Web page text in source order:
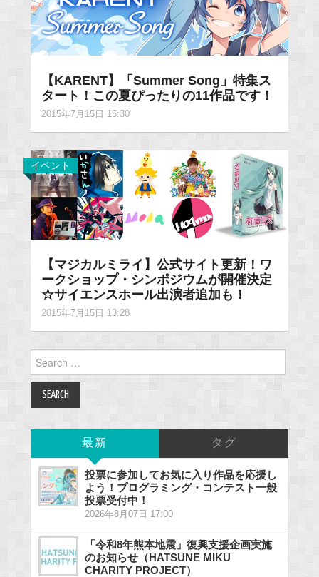
【KARENT】「Summer Song」特集ス
タート！この夏ぴったりの11作品です！
2015年7月15日 15:30
イベント
【マジカルミライ】公式サイト更新！ワ
ークショップ・シンポジウムが開催決定
☆サイエンスホール出演者追加も！
2015年7月15日 13:28
for:
最新 タグ
投票に参加してお気に入り作品を応援し
よう！プログラミング・コンテスト一般
投票受付中！
2026年8月07日 17:00
「令和8年熊本地震」復興支援企画実施
のお知らせ（HATSUNE MIKU
CHARITY PROJECT）